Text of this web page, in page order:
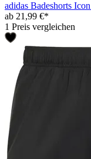
adidas Badeshorts
ab 21,99 €*
1 Preis vergleichen